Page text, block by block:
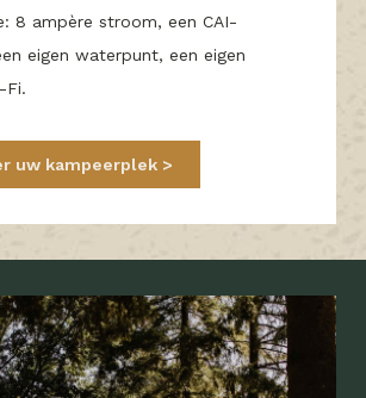
8 ampère stroom, een CAI-
eigen waterpunt, een eigen
Fi.
uw kampeerplek